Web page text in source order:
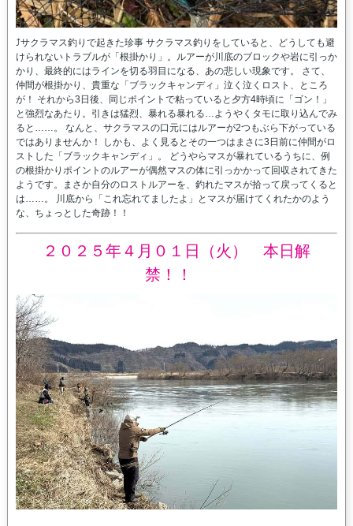
⤴サクラマス釣りで起きた珍事 サクラマス釣りをしていると、どうしても避
けられないトラブルが「根掛かり」。ルアーが川底のブロックや岩に引っか
かり、最終的にはラインを切る羽目になる、あの悲しい現象です。 さて、
仲間が根掛かり、貴重な「ブラックキャンディ」泣く泣くロスト、ところ
が！ それから3日後、同じポイントで粘っていると夕方4時頃に「ゴン！」
と強烈なあたり。引きは猛烈、暴れる暴れる…ようやくタモに取り込んでみ
ると……。 なんと、サクラマスの口元にはルアーが2つもぶら下がっている
ではありませんか！ しかも、よく見るとその一つはまさに3日前に仲間がロ
ストした「ブラックキャンディ」。 どうやらマスが暴れているうちに、例
の根掛かりポイントのルアーが偶然マスの体に引っかかって回収されてきた
ようです。まさか自分のロストルアーを、釣れたマスが拾って戻ってくると
は……。 川底から「これ忘れてましたよ」とマスが届けてくれたかのよう
な、ちょっとした奇跡！！
２０２５年４月０１日（火） 本日解
禁！！